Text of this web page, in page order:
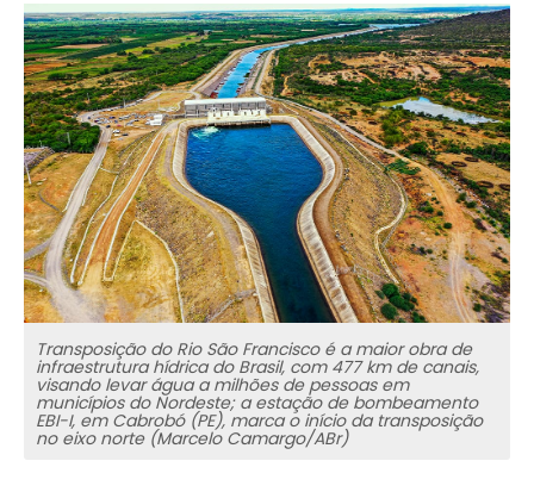
Transposição do Rio São Francisco é a maior obra de
infraestrutura hídrica do Brasil, com 477 km de canais,
visando levar água a milhões de pessoas em
municípios do Nordeste; a estação de bombeamento
EBI-I, em Cabrobó (PE), marca o início da transposição
no eixo norte (Marcelo Camargo/ABr)